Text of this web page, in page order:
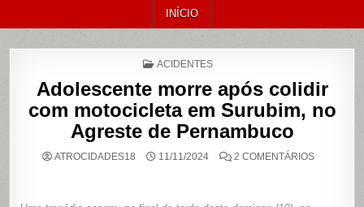
INÍCIO
POSTED
ACIDENTES
Adolescente morre após colidir
com motocicleta em Surubim, no
Agreste de Pernambuco
ATROCIDADES18 11/11/2024 2 COMENTÁRIOSEM